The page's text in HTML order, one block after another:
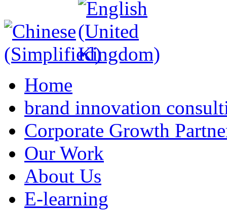
Home
brand innovation
Corporate Growth
Our Work
About Us
E-learning